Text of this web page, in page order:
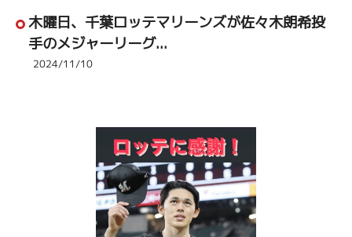
木曜日、千葉ロッテマリーンズが佐々木朗希投
手のメジャーリーグ...
2024/11/10